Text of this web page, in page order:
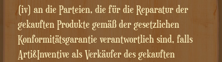
(iv) an die Parteien, die für die Reparatur der
gekauften Produkte gemäß der gesetzlichen
Konformitätsgarantie verantwortlich sind, falls
Arti&Inventive als Verkäufer des gekauften